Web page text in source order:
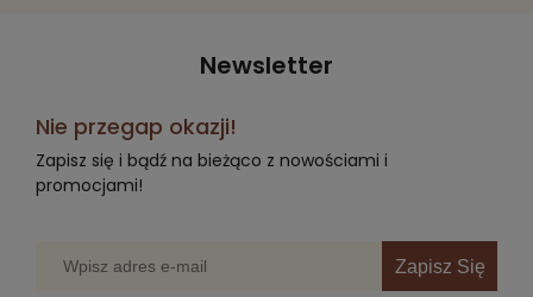
Newsletter
Nie przegap okazji!
Zapisz się i bądź na bieżąco z nowościami i
promocjami!
Zapisz Się